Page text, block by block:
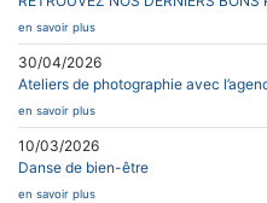
en savoir plus
30/04/2026
Ateliers de photographie avec
en savoir plus
10/03/2026
Danse de bien-être
en savoir plus